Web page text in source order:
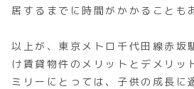
居するまでに時間がかかることも
以上が、東京メトロ千代田線赤坂
け賃貸物件のメリットとデメリッ
ミリーにとっては、子供の成長に